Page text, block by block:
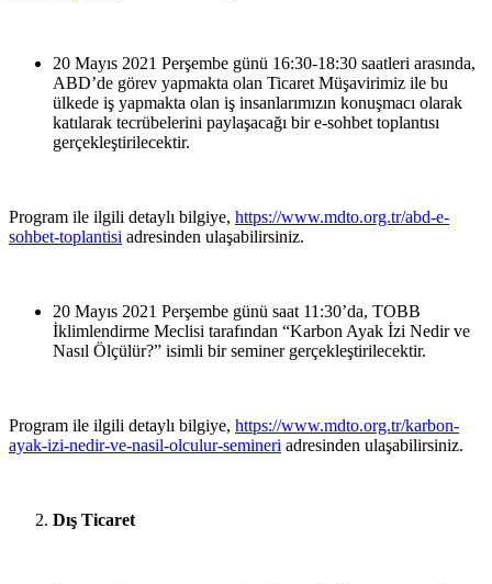
20 Mayıs 2021 Perşembe günü 16:30-18:30 saatleri arasında,
ABD’de görev yapmakta olan Ticaret Müşavirimiz ile bu
ülkede iş yapmakta olan iş insanlarımızın konuşmacı olarak
katılarak tecrübelerini paylaşacağı bir e-sohbet toplantısı
gerçekleştirilecektir.
Program ile ilgili detaylı bilgiye, https://www.mdto.org.tr/abd-e-
sohbet-toplantisi adresinden ulaşabilirsiniz.
20 Mayıs 2021 Perşembe günü saat 11:30’da, TOBB
İklimlendirme Meclisi tarafından “Karbon Ayak İzi Nedir ve
Nasıl Ölçülür?” isimli bir seminer gerçekleştirilecektir.
Program ile ilgili detaylı bilgiye, https://www.mdto.org.tr/karbon-
ayak-izi-nedir-ve-nasil-olculur-semineri adresinden ulaşabilirsiniz.
Dış Ticaret